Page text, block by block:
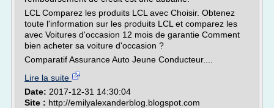
LCL Comparez les produits LCL avec Choisir. Obtenez
toute l'information sur les produits LCL et comparez les
avec Voitures d'occasion 12 mois de garantie Comment
bien acheter sa voiture d'occasion ?
Comparatif Assurance Auto Jeune Conducteur....
Lire la suite
Date: 2017-12-31 14:30:04
Site : http://emilyalexanderblog.blogspot.com